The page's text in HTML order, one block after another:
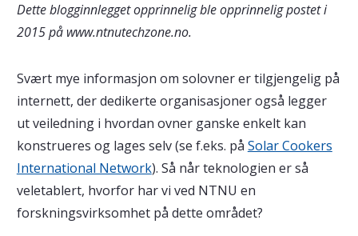
Dette blogginnlegget opprinnelig ble opprinnelig postet i
2015 på www.ntnutechzone.no.
Svært mye informasjon om solovner er tilgjengelig på
internett, der dedikerte organisasjoner også legger
ut veiledning i hvordan ovner ganske enkelt kan
konstrueres og lages selv (se f.eks. på Solar Cookers
International Network). Så når teknologien er så
veletablert, hvorfor har vi ved NTNU en
forskningsvirksomhet på dette området?